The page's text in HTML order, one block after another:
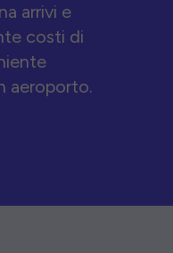
arrivi e
costi di
aeroporto.